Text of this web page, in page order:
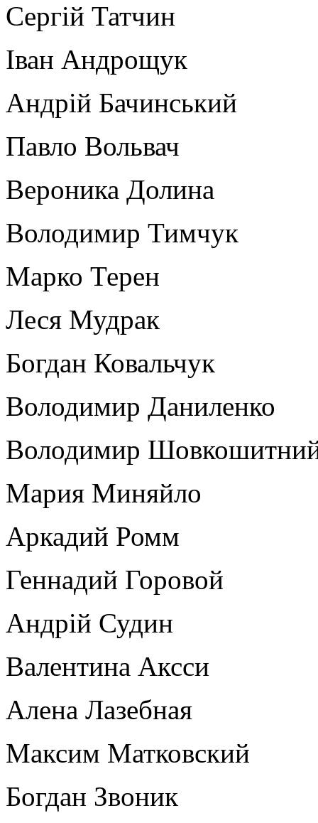
Сергій Татчин
Іван Андрощук
Андрій Бачинський
Павло Вольвач
Вероника Долина
Володимир Тимчук
Марко Терен
Леся Мудрак
Богдан Ковальчук
Володимир Даниленко
Володимир
Мария Миняйло
Аркадий Ромм
Геннадий Горовой
Андрій Судин
Валентина Аксси
Алена Лазебная
Максим Матковский
Богдан Звоник